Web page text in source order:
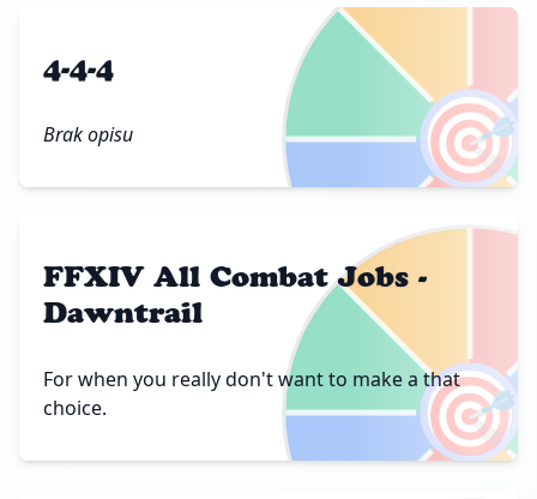
🎯
4-4-4
Brak opisu
🎯
FFXIV All Combat Jobs -
Dawntrail
For when you really don't want to make a that
choice.